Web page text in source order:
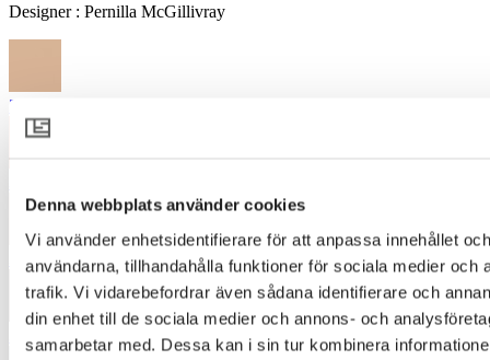
Denna webbplats använder cookies
Vi använder enhetsidentifierare för att anpassa innehållet
användarna, tillhandahålla funktioner för sociala medier och
trafik. Vi vidarebefordrar även sådana identifierare och
din enhet till de sociala medier och annons- och
samarbetar med. Dessa kan i sin tur kombinera
Designer : Pernilla McGillivray
3021
3241